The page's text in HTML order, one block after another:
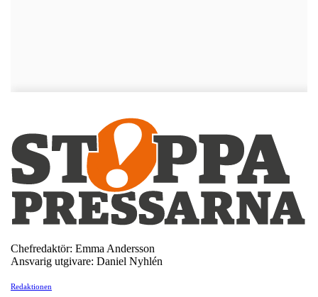
Chefredaktör: Emma Andersson
Ansvarig utgivare: Daniel Nyhlén
Redaktionen